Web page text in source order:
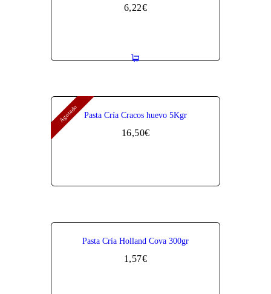
6,22€
Agotado Pasta Cría Cracos huevo 5Kgr
16,50€
Pasta Cría Holland Cova 300gr
1,57€